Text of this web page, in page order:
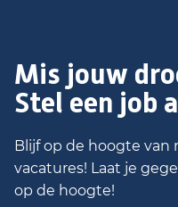
Mis jouw
Stel een job
Blijf op de hoogte van
vacatures! Laat je
op de hoogte!